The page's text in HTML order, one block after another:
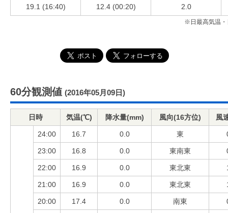
19.1 (16:40) 12.4 (00:20) 2.0
※日最高気温・
60分観測値 (2016年05月09日)
日時 気温(℃) 降水量(mm) 風向(16方位) 風
24:00 16.7 0.0 東
23:00 16.8 0.0 東南東
22:00 16.9 0.0 東北東
21:00 16.9 0.0 東北東
20:00 17.4 0.0 南東